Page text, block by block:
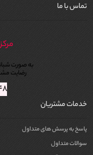
تماس با ما
به صورت
رضایت
خدمات مشتریان
پاسخ به پرسش های متداول
سوالات متداول